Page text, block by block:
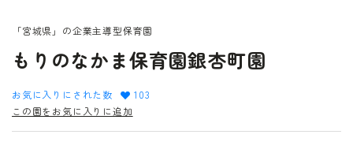
「宮城県」の企業主導型保育園
もりのなかま保育園銀杏町園
お気に入りにされた数
103
この園をお気に入りに追加